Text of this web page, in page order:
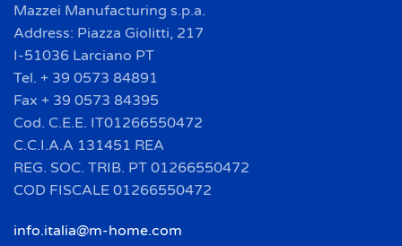
Mazzei Manufacturing s.p.a.
Address: Piazza Giolitti, 217
I-51036 Larciano PT
Tel. + 39 0573 84891
Fax + 39 0573 84395
Cod. C.E.E. IT01266550472
C.C.I.A.A 131451 REA
REG. SOC. TRIB. PT 01266550472
COD FISCALE 01266550472
info.italia@m-home.com